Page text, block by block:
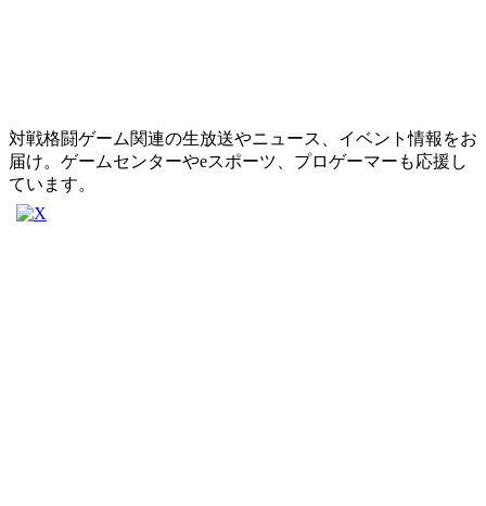
対戦格闘ゲーム関連の生放送やニュース、イベント情報をお
届け。ゲームセンターやeスポーツ、プロゲーマーも応援し
ています。